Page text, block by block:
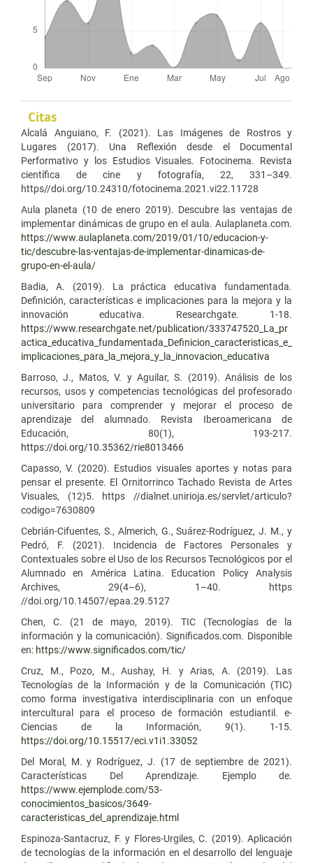
Citas
Alcalá Anguiano, F. (2021). Las Imágenes de Rostros y
Lugares (2017). Una Reflexión desde el Documental
Performativo y los Estudios Visuales. Fotocinema. Revista
científica de cine y fotografía, 22, 331–349.
https//doi.org/10.24310/fotocinema.2021.vi22.11728
Aula planeta (10 de enero 2019). Descubre las ventajas de
implementar dinámicas de grupo en el aula. Aulaplaneta.com.
https://www.aulaplaneta.com/2019/01/10/educacion-y-
tic/descubre-las-ventajas-de-implementar-dinamicas-de-
grupo-en-el-aula/
Badia, A. (2019). La práctica educativa fundamentada.
Definición, características e implicaciones para la mejora y la
innovación educativa. Researchgate. 1-18.
https://www.researchgate.net/publication/333747520_La_pr
actica_educativa_fundamentada_Definicion_caracteristicas_e_
implicaciones_para_la_mejora_y_la_innovacion_educativa
Barroso, J., Matos, V. y Aguilar, S. (2019). Análisis de los
recursos, usos y competencias tecnológicas del profesorado
universitario para comprender y mejorar el proceso de
aprendizaje del alumnado. Revista Iberoamericana de
Educación, 80(1), 193-217.
https://doi.org/10.35362/rie8013466
Capasso, V. (2020). Estudios visuales aportes y notas para
pensar el presente. El Ornitorrinco Tachado Revista de Artes
Visuales, (12)5. https //dialnet.unirioja.es/servlet/articulo?
codigo=7630809
Cebrián-Cifuentes, S., Almerich, G., Suárez-Rodríguez, J. M., y
Pedró, F. (2021). Incidencia de Factores Personales y
Contextuales sobre el Uso de los Recursos Tecnológicos por el
Alumnado en América Latina. Education Policy Analysis
Archives, 29(4–6), 1–40. https
//doi.org/10.14507/epaa.29.5127
Chen, C. (21 de mayo, 2019). TIC (Tecnologías de la
información y la comunicación). Significados.com. Disponible
en: https://www.significados.com/tic/
Cruz, M., Pozo, M., Aushay, H. y Arias, A. (2019). Las
Tecnologías de la Información y de la Comunicación (TIC)
como forma investigativa interdisciplinaria con un enfoque
intercultural para el proceso de formación estudiantil. e-
Ciencias de la Información, 9(1). 1-15.
https://doi.org/10.15517/eci.v1i1.33052
Del Moral, M. y Rodríguez, J. (17 de septiembre de 2021).
Características Del Aprendizaje. Ejemplo de.
https://www.ejemplode.com/53-
conocimientos_basicos/3649-
caracteristicas_del_aprendizaje.html
Espinoza-Santacruz, F. y Flores-Urgiles, C. (2019). Aplicación
de tecnologías de la información en el desarrollo del lenguaje